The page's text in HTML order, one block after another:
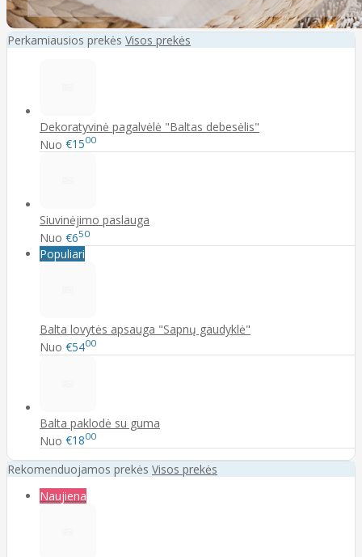
Perkamiausios prekės Visos prekės
Dekoratyvinė pagalvėlė "Baltas debesėlis"
Nuo €1500
Siuvinėjimo paslauga
Nuo €650
Populiari
Balta lovytės apsauga "Sapnų gaudyklė"
Nuo €5400
Balta paklodė su guma
Nuo €1800
Rekomenduojamos prekės Visos prekės
Naujiena